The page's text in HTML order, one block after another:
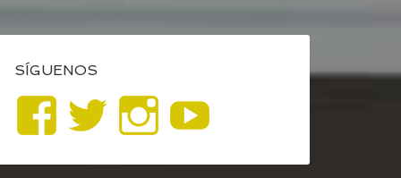
SÍGUENOS
Ver
perfil
Ver
perfil
Ver
perfil